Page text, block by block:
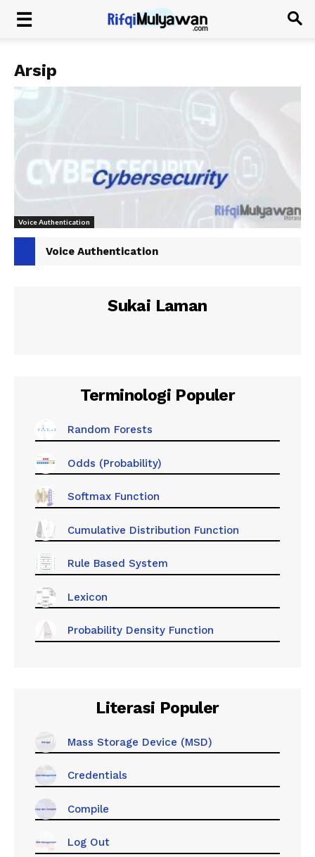
Arsip
Voice Authentication
Voice Authentication
Sukai Laman
Terminologi Populer
Random Forests
Odds (Probability)
Softmax Function
Cumulative Distribution Function
Rule Based System
Lexicon
Probability Density Function
Literasi Populer
Mass Storage Device (MSD)
Credentials
Compile
Log Out